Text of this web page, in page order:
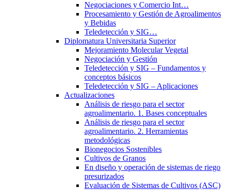
Negociaciones y Comercio Int…
Procesamiento y Gestión de Agroalimentos
y Bebidas
Teledetección y SIG…
Diplomatura Universitaria Superior
Mejoramiento Molecular Vegetal
Negociación y Gestión
Teledetección y SIG – Fundamentos y
conceptos básicos
Teledetección y SIG – Aplicaciones
Actualizaciones
Análisis de riesgo para el sector
agroalimentario. 1. Bases conceptuales
Análisis de riesgo para el sector
agroalimentario. 2. Herramientas
metodológicas
Bionegocios Sostenibles
Cultivos de Granos
En diseño y operación de sistemas de riego
presurizados
Evaluación de Sistemas de Cultivos (ASC)